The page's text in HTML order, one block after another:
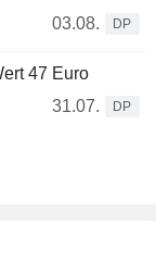
03.08.
DP
47 Euro
31.07.
DP